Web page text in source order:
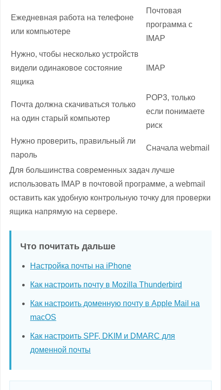
Ежедневная работа на телефоне
или компьютере
Почтовая
программа с
IMAP
Нужно, чтобы несколько устройств
видели одинаковое состояние
ящика
IMAP
Почта должна скачиваться только
на один старый компьютер
POP3, только
если понимаете
риск
Нужно проверить, правильный ли
пароль
Сначала webmail
Для большинства современных задач лучше
использовать IMAP в почтовой программе, а webmail
оставить как удобную контрольную точку для проверки
ящика напрямую на сервере.
Что почитать дальше
Настройка почты на iPhone
Как настроить почту в Mozilla Thunderbird
Как настроить доменную почту в Apple Mail на
macOS
Как настроить SPF, DKIM и DMARC для
доменной почты